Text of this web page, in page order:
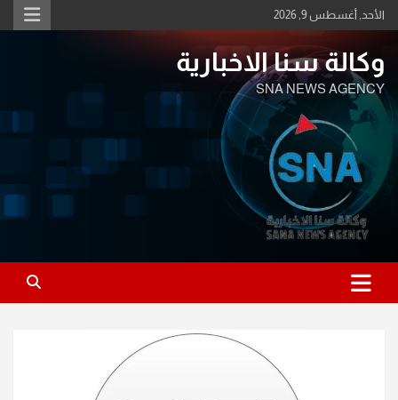
Skip
to
الأحد, أغسطس 9, 2026
وكالة سنا الاخبارية
SNA NEWS AGENCY